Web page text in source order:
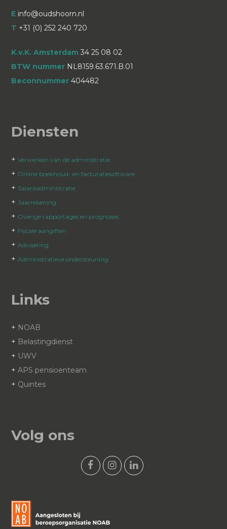
E info@oudshoorn.nl
T +31 (0) 252 240 720
K.v.K. Amsterdam 34 25 08 02
BTW nummer NL8159.63.671.B.01
Beconnummer 404482
Diensten
+Verwerken van de administratie
+ Online boekhoud- en facturatiesoftware
+ Salarisadministratie
+Jaarrekening
+ Overige rapportages en prognoses
+ Fiscale aangiften
+Advisering
+Administratieve ondersteuning
Links
+ NOAB
+ Belastingdienst
+ UWV
+APS pensioenteam
+ Quintes
Volg ons
F
e
L